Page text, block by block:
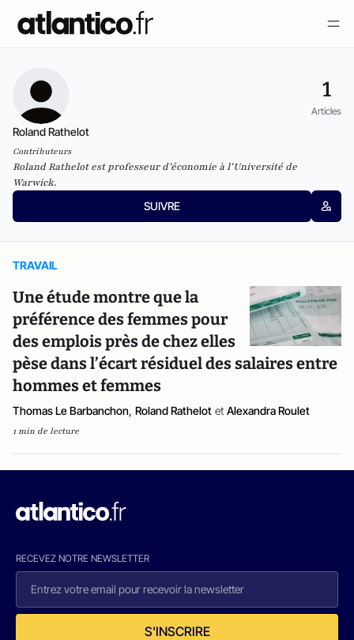
1
Articles
Roland Rathelot
Contributeurs
Roland Rathelot est professeur d’économie à l’Université de
Warwick.
SUIVRE
TRAVAIL
Une étude montre que la
préférence des femmes pour
des emplois près de chez elles
pèse dans l’écart résiduel des salaires entre
hommes et femmes
Thomas Le Barbanchon, Roland Rathelot et Alexandra Roulet
1 min de lecture
RECEVEZ NOTRE NEWSLETTER
S'INSCRIRE